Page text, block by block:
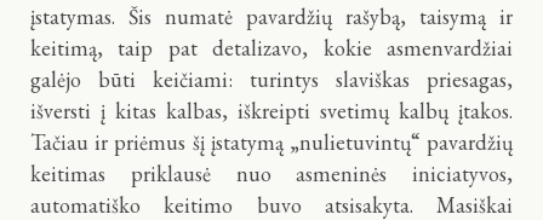
įstatymas. Šis numatė pavardžių rašybą, taisymą ir
keitimą, taip pat detalizavo, kokie asmenvardžiai
galėjo būti keičiami: turintys slaviškas priesagas,
išversti į kitas kalbas, iškreipti svetimų kalbų įtakos.
Tačiau ir priėmus šį įstatymą „nulietuvintų“ pavardžių
keitimas priklausė nuo asmeninės iniciatyvos,
automatiško keitimo buvo atsisakyta. Masiškai